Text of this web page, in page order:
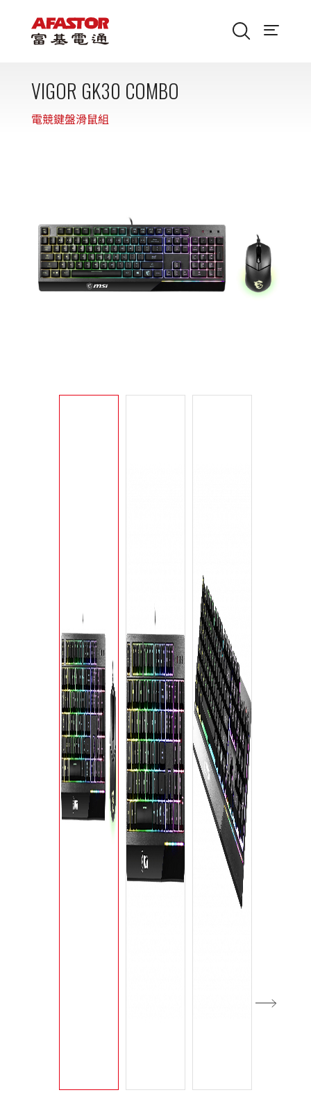
VIGOR GK30 COMBO
電競鍵盤滑鼠組